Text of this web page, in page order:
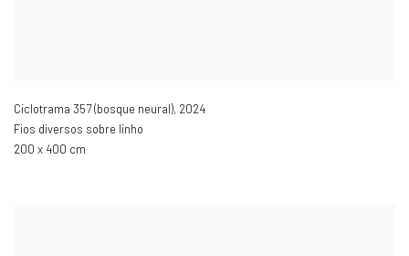
Ciclotrama 357 (bosque neural), 2024
Fios diversos sobre linho
200 x 400 cm